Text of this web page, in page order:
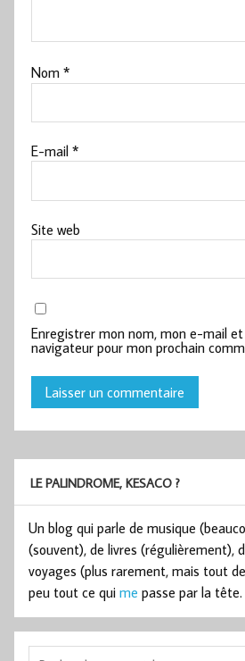
Nom*
E-mail*
Site web
Enregistrer mon nom, mon e-mail
navigateur pour mon prochain
LE PALINDROME, KESACO ?
Un blog qui parle de musique
(souvent), de livres (régulièrement),
voyages (plus rarement, mais tout
peu tout ce qui me passe par la tête.